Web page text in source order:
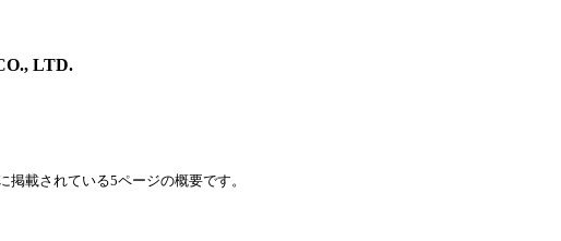
LTD.
掲載されている5ページの概要です。